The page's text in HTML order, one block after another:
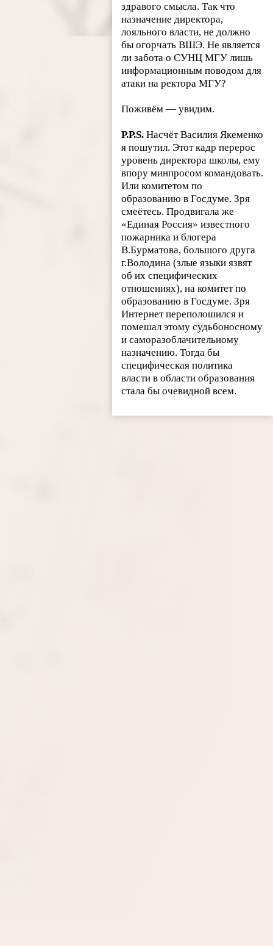
здравого смысла. Так что
назначение директора,
лояльного власти, не должно
бы огорчать ВШЭ. Не является
ли забота о СУНЦ МГУ лишь
информационным поводом для
атаки на ректора МГУ?
Поживём — увидим.
P.P.S.Насчёт Василия Якеменко
я пошутил. Этот кадр перерос
уровень директора школы, ему
впору минпросом командовать.
Или комитетом по
образованию в Госдуме. Зря
смеётесь. Продвигала же
«Единая Россия» известного
пожарника и блогера
В.Бурматова, большого друга
г.Володина (злые языки язвят
об их специфических
отношениях), на комитет по
образованию в Госдуме. Зря
Интернет переполошился и
помешал этому судьбоносному
и саморазоблачительному
назначению. Тогда бы
специфическая политика
власти в области образования
стала бы очевидной всем.